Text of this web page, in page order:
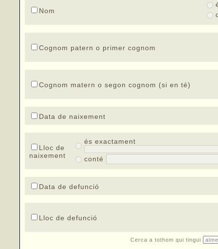
Nom
Cognom patern o primer cognom
Cognom matern o segon cognom (si en té)
Data de naixement
Lloc de
naixement
és exactament
conté
Data de defunció
Lloc de defunció
Cerca a tothom qui tingui